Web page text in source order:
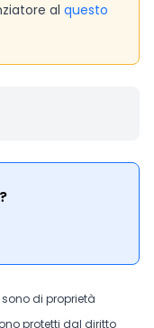
al questo
di proprietà
protetti dal diritto